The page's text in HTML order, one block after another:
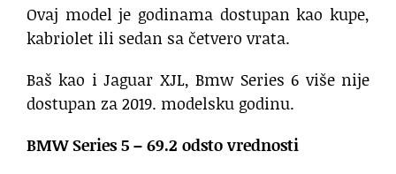
Ovaj model je godinama dostupan kao kupe,
kabriolet ili sedan sa četvero vrata.
Baš kao i Jaguar XJL, Bmw Series 6 više nije
dostupan za 2019. modelsku godinu.
BMW Series 5 – 69.2 odsto vrednosti